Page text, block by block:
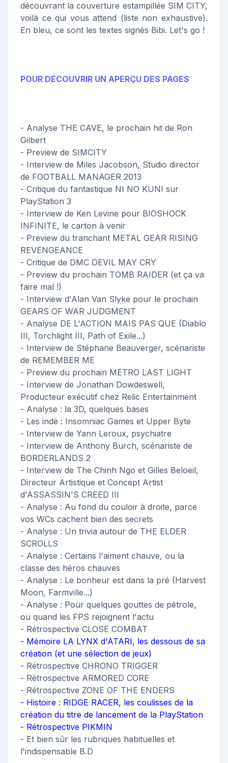
découvrant la couverture estampillée SIM CITY,
voilà ce qui vous attend (liste non exhaustive).
En bleu, ce sont les textes signés Bibi. Let's go !
POUR DÉCOUVRIR UN APERÇU DES PAGES
- Analyse THE CAVE, le prochain hit de Ron
Gilbert
- Preview de SIMCITY
- Interview de Miles Jacobson, Studio director
de FOOTBALL MANAGER 2013
- Critique du fantastique NI NO KUNI sur
PlayStation 3
- Interview de Ken Levine pour BIOSHOCK
INFINITE, le carton à venir
- Preview du tranchant METAL GEAR RISING
REVENGEANCE
- Critique de DMC DEVIL MAY CRY
- Preview du prochain TOMB RAIDER (et ça va
faire mal !)
- Interview d'Alan Van Slyke pour le prochain
GEARS OF WAR JUDGMENT
- Analyse DE L'ACTION MAIS PAS QUE (Diablo
III, Torchlight III, Path of Exile...)
- Interview de Stéphane Beauverger, scénariste
de REMEMBER ME
- Preview du prochain METRO LAST LIGHT
- Interview de Jonathan Dowdeswell,
Producteur exécutif chez Relic Entertainment
- Analyse : la 3D, quelques bases
- Les indé : Insomniac Games et Upper Byte
- Interview de Yann Leroux, psychiatre
- Interview de Anthony Burch, scénariste de
BORDERLANDS 2
- Interview de The Chinh Ngo et Gilles Beloeil,
Directeur Artistique et Concept Artist
d'ASSASSIN'S CREED III
- Analyse : Au fond du couloir à droite, parce
vos WCs cachent bien des secrets
- Analyse : Un trivia autour de THE ELDER
SCROLLS
- Analyse : Certains l'aiment chauve, ou la
classe des héros chauves
- Analyse : Le bonheur est dans la pré (Harvest
Moon, Farmville...)
- Analyse : Pour quelques gouttes de pétrole,
ou quand les FPS rejoignent l'actu
- Rétrospective CLOSE COMBAT
- Mémoire LA LYNX d'ATARI, les dessous de sa
création (et une sélection de jeux)
- Rétrospective CHRONO TRIGGER
- Rétrospective ARMORED CORE
- Rétrospective ZONE OF THE ENDERS
- Histoire : RIDGE RACER, les coulisses de la
création du titre de lancement de la PlayStation
- Rétrospective PIKMIN
- Et bien sûr les rubriques habituelles et
l'indispensable B.D